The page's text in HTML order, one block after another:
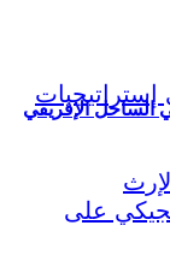
الساحل الإفريقي